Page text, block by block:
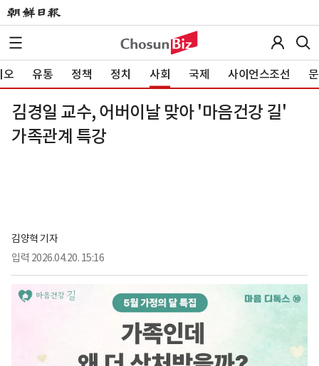
오 유통 정책 정치 사회 국제 사이언스조선
김경일 교수, 어버이날 맞아 '마음건강 길'
가족관계 특강
김양혁 기자
입력 2026.04.20. 15:16